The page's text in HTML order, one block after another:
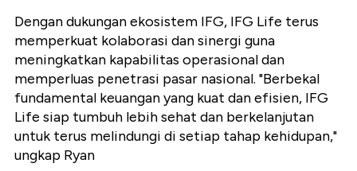
Dengan dukungan ekosistem IFG, IFG Life terus
memperkuat kolaborasi dan sinergi guna
meningkatkan kapabilitas operasional dan
memperluas penetrasi pasar nasional. "Berbekal
fundamental keuangan yang kuat dan efisien, IFG
Life siap tumbuh lebih sehat dan berkelanjutan
untuk terus melindungi di setiap tahap kehidupan,"
ungkap Ryan